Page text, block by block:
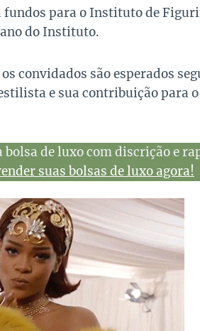
fundos para o Instituto de
do Instituto.
convidados são esperados
e sua contribuição para
bolsa de luxo com discrição e
suas bolsas de luxo agora!